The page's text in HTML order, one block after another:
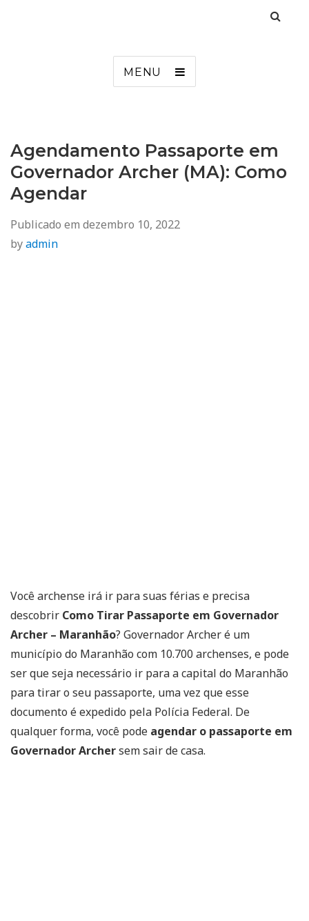
MENU
Agendamento Passaporte em
Governador Archer (MA): Como
Agendar
Publicado em dezembro 10, 2022
byadmin
Você archense irá ir para suas férias e precisa
descobrir Como Tirar Passaporte em Governador
Archer – Maranhão? Governador Archer é um
município do Maranhão com 10.700 archenses, e pode
ser que seja necessário ir para a capital do Maranhão
para tirar o seu passaporte, uma vez que esse
documento é expedido pela Polícia Federal. De
qualquer forma, você pode agendar o passaporte em
Governador Archersem sair de casa.